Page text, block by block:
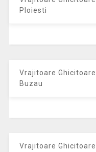
Ploiesti
Vrajitoare
Buzau
Vrajitoare